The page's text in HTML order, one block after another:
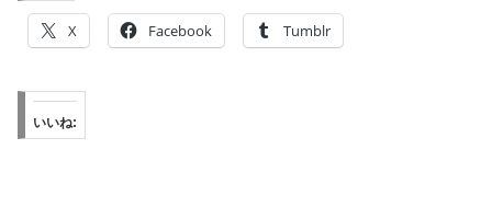
X Facebook Tumblr
いいね: